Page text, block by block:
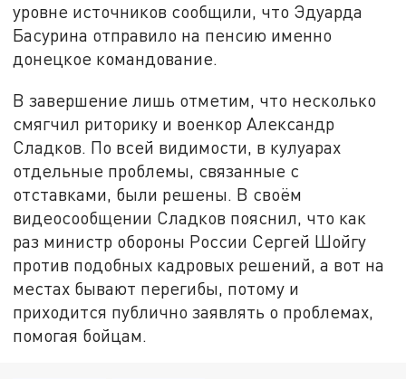
уровне источников сообщили, что Эдуарда
Басурина отправило на пенсию именно
донецкое командование.
В завершение лишь отметим, что несколько
смягчил риторику и военкор Александр
Сладков. По всей видимости, в кулуарах
отдельные проблемы, связанные с
отставками, были решены. В своём
видеосообщении Сладков пояснил, что как
раз министр обороны России Сергей Шойгу
против подобных кадровых решений, а вот на
местах бывают перегибы, потому и
приходится публично заявлять о проблемах,
помогая бойцам.